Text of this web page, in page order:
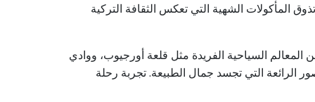
المأكولات الشهية التي تعكس الثقافة التركية
السياحية الفريدة مثل قلعة أورجيوب، ووادي
التي تجسد جمال الطبيعة. تجربة رحلة